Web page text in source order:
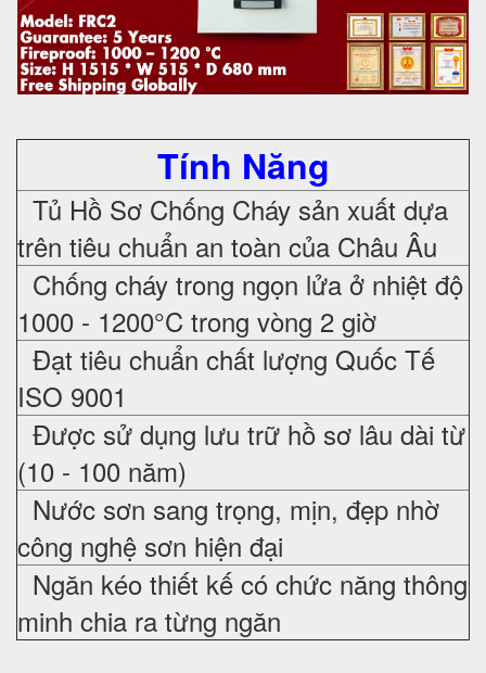
Tính Năng
Tủ Hồ Sơ Chống Cháy sản xuất dựa
trên tiêu chuẩn an toàn của Châu Âu
Chống cháy trong ngọn lửa ở nhiệt độ
1000 - 1200°C trong vòng 2 giờ
Đạt tiêu chuẩn chất lượng Quốc Tế
ISO 9001
Được sử dụng lưu trữ hồ sơ lâu dài từ
(10 - 100 năm)
Nước sơn sang trọng, mịn, đẹp nhờ
công nghệ sơn hiện đại
Ngăn kéo thiết kế có chức năng thông
minh chia ra từng ngăn